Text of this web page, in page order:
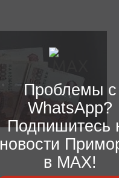
Проблемы с
WhatsApp?
Подпишитесь
новости
в MAX!